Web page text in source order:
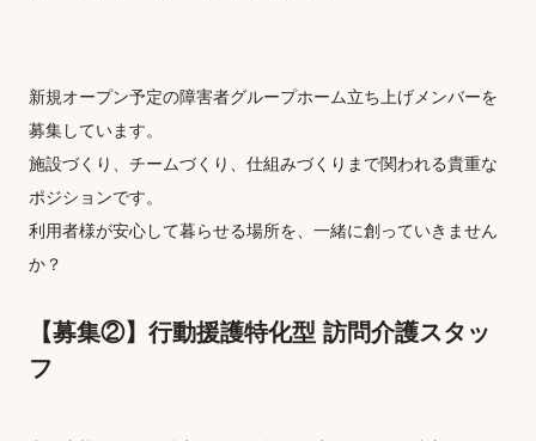
新規オープン予定の障害者グループホーム立ち上げメンバーを
募集しています。
施設づくり、チームづくり、仕組みづくりまで関われる貴重な
ポジションです。
利用者様が安心して暮らせる場所を、一緒に創っていきません
か？
【募集②】行動援護特化型 訪問介護スタッ
フ